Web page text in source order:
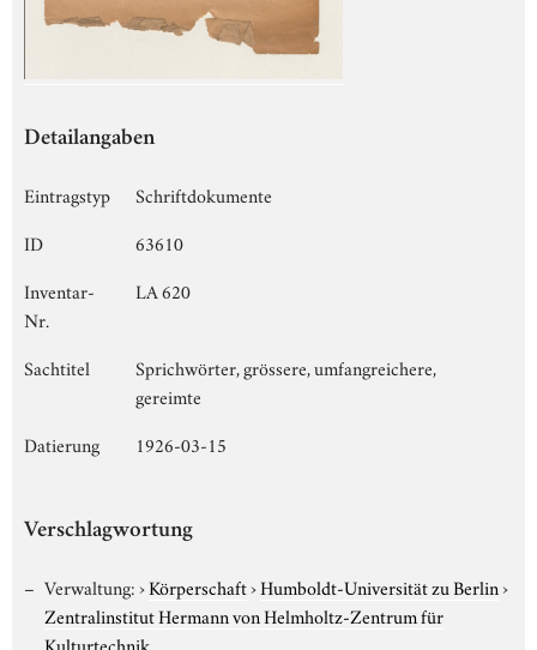
Detailangaben
Eintragstyp
Schriftdokumente
ID
63610
Inventar-
Nr.
LA 620
Sachtitel
Sprichwörter, grössere, umfangreichere,
gereimte
Datierung
1926-03-15
Verschlagwortung
Verwaltung:›Körperschaft›Humboldt-Universität zu Berlin›
Zentralinstitut Hermann von Helmholtz-Zentrum für
Kulturtechnik